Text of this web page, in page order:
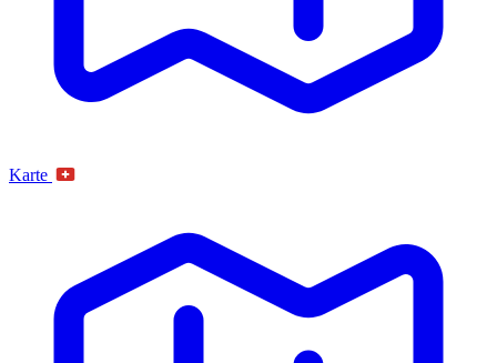
Karte